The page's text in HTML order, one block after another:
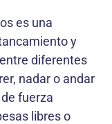
es una
y
diferentes
nadar o andar
fuerza
libres o